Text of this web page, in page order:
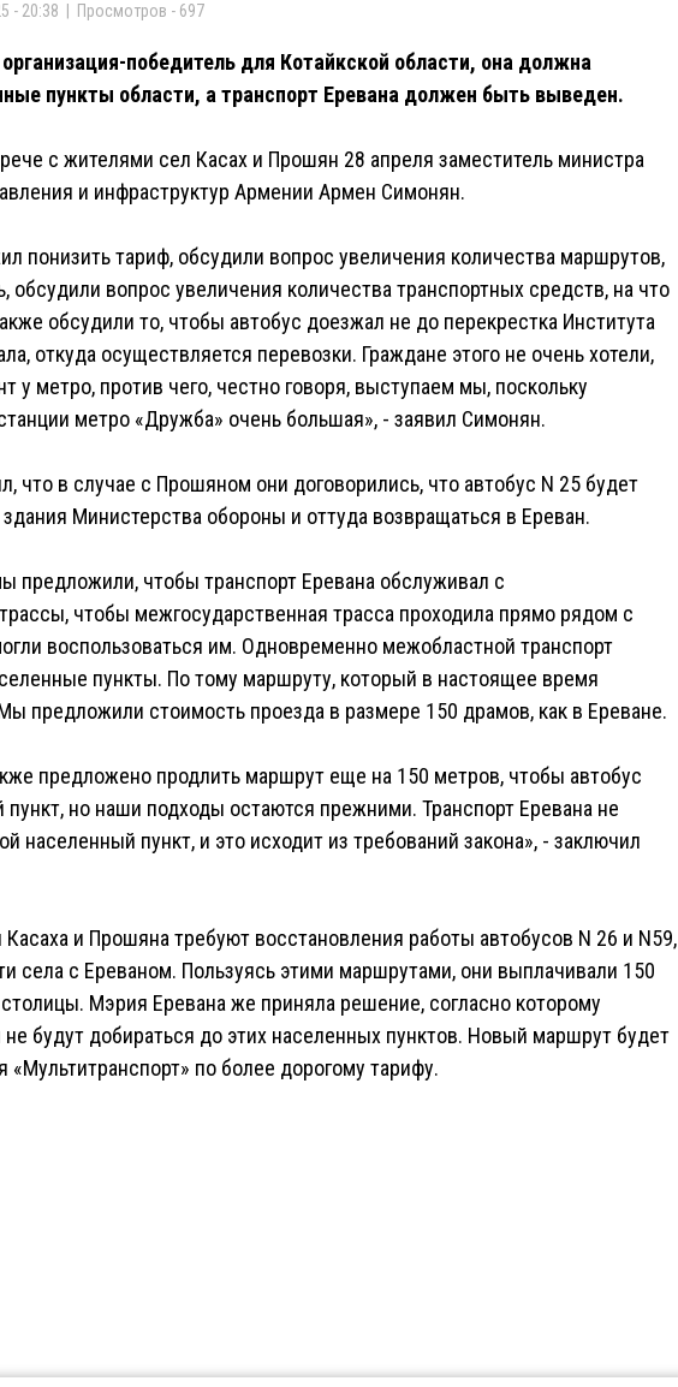
- 20:38 | Просмотров - 697
победитель для Котайкской области, она должна
пункты области, а транспорт Еревана должен быть выведен.
с жителями сел Касах и Прошян 28 апреля заместитель министра
и инфраструктур Армении Армен Симонян.
понизить тариф, обсудили вопрос увеличения количества маршрутов,
обсудили вопрос увеличения количества транспортных средств, на что
обсудили то, чтобы автобус доезжал не до перекрестка Института
откуда осуществляется перевозки. Граждане этого не очень хотели,
у метро, против чего, честно говоря, выступаем мы, поскольку
метро «Дружба» очень большая», - заявил Симонян.
что в случае с Прошяном они договорились, что автобус N 25 будет
Министерства обороны и оттуда возвращаться в Ереван.
предложили, чтобы транспорт Еревана обслуживал с
чтобы межгосударственная трасса проходила прямо рядом с
воспользоваться им. Одновременно межобластной транспорт
пункты. По тому маршруту, который в настоящее время
предложили стоимость проезда в размере 150 драмов, как в Ереване.
предложено продлить маршрут еще на 150 метров, чтобы автобус
но наши подходы остаются прежними. Транспорт Еревана не
населенный пункт, и это исходит из требований закона», - заключил
и Прошяна требуют восстановления работы автобусов N 26 и N59,
села с Ереваном. Пользуясь этими маршрутами, они выплачивали 150
Мэрия Еревана же приняла решение, согласно которому
будут добираться до этих населенных пунктов. Новый маршрут будет
«Мультитранспорт» по более дорогому тарифу.